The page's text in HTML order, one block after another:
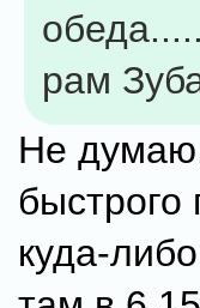
рам
Не
быстрого
куда-